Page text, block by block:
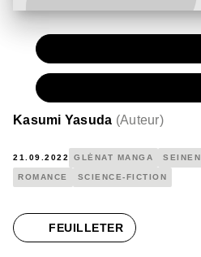
Kasumi Yasuda (Auteur)
21.09.2022 GLÉNAT MANGA SEINEN
ROMANCE SCIENCE-FICTION
FEUILLETER